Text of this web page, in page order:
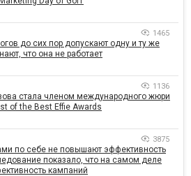
1465
до сих пор допускают одну и ту же
что она не работает
1136
стала членом международного жюри
of the Best Effie Awards
3875
по себе не повышают эффективность
показало, что на самом деле
кампаний